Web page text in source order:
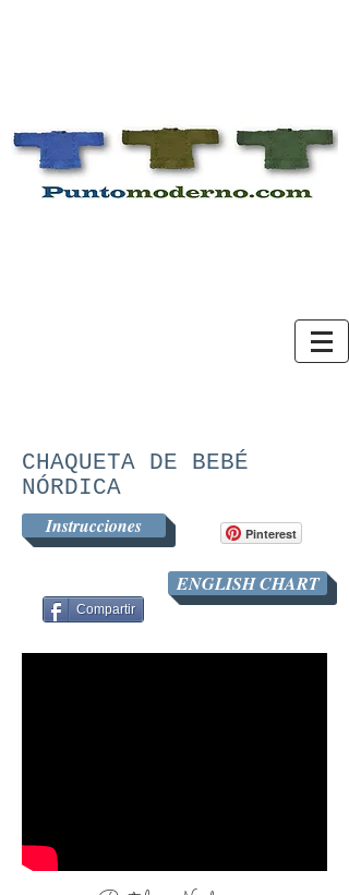
CHAQUETA DE BEBÉ
NÓRDICA
ENGLISH CHART
Instrucciones
Compartir
Pinterest